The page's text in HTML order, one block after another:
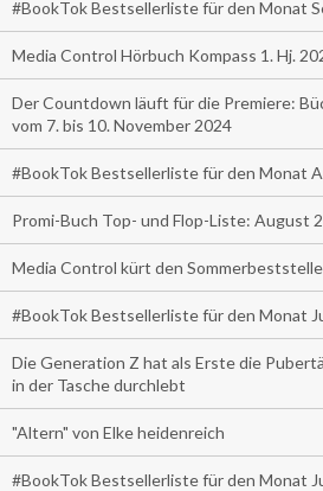
#BookTok Bestsellerliste für den Monat
Media Control Hörbuch Kompass 1. Hj.
Der Countdown läuft für die Premiere:
vom 7. bis 10. November 2024
#BookTok Bestsellerliste für den Monat
Promi-Buch Top- und Flop-Liste: August
Media Control kürt den
#BookTok Bestsellerliste für den Monat
Die Generation Z hat als Erste die
in der Tasche durchlebt
"Altern" von Elke heidenreich
#BookTok Bestsellerliste für den Monat